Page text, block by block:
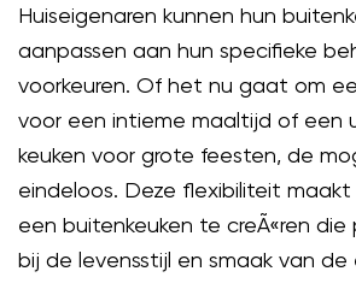
Huiseigenaren kunnen hun
aanpassen aan hun specifieke
voorkeuren. Of het nu gaat om
voor een intieme maaltijd of een
keuken voor grote feesten, de
eindeloos. Deze flexibiliteit
een buitenkeuken te creÃ«ren
bij de levensstijl en smaak van de